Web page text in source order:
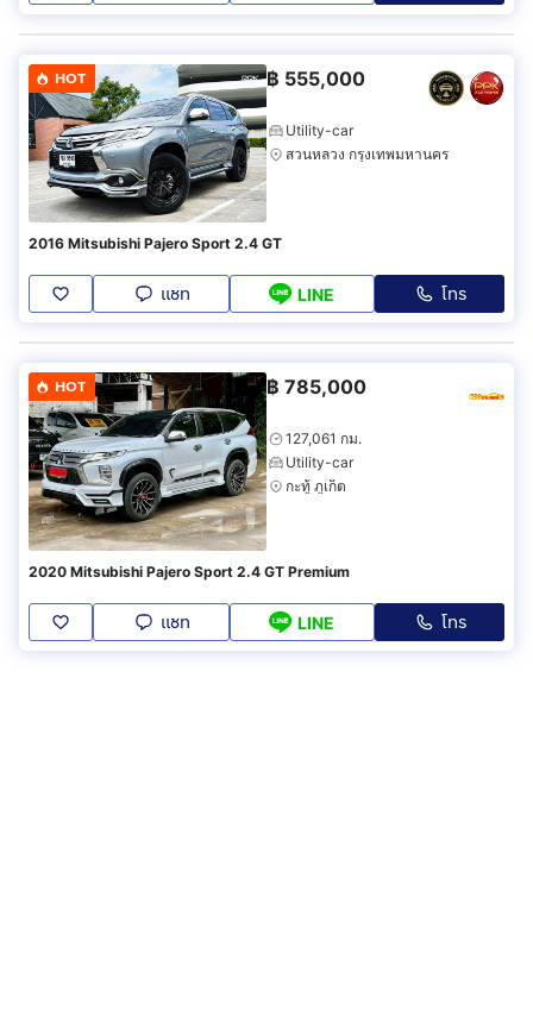
HOT ฿ 555,000
Utility-car
สวนหลวง กรุงเทพมหานคร
2016 Mitsubishi Pajero Sport 2.4 GT
แชท LINE โทร
HOT ฿ 785,000
127,061 กม.
Utility-car
กะทู้ ภูเก็ต
2020 Mitsubishi Pajero Sport 2.4 GT Premium
แชท LINE โทร